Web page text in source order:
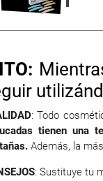
: Todo
tienen una
Además, la
: Sustituye tu